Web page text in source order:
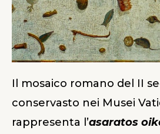
Il mosaico romano del II
conservasto nei Musei
rappresenta l’asaratos